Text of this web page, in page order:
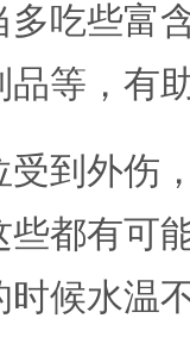
吃些富
等，有
受到外伤
些都有可
候水温